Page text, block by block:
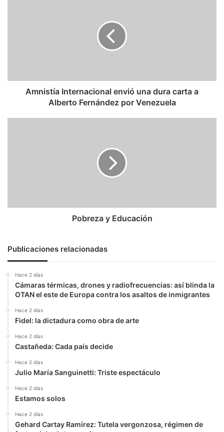
Fernández
Amnistía Internacional envió una dura carta a
Alberto Fernández por Venezuela
Pobreza y Educación
Publicaciones relacionadas
Hace 2 días
Cámaras térmicas, drones y radiofrecuencias: así blinda la
OTAN el este de Europa contra los asaltos de inmigrantes
Hace 2 días
Fidel: la dictadura como obra de arte
Hace 2 días
Castañeda: Cada país decide
Hace 2 días
Julio María Sanguinetti: Triste espectáculo
Hace 2 días
Estamos solos
Hace 2 días
Gehard Cartay Ramírez: Tutela vergonzosa, régimen de